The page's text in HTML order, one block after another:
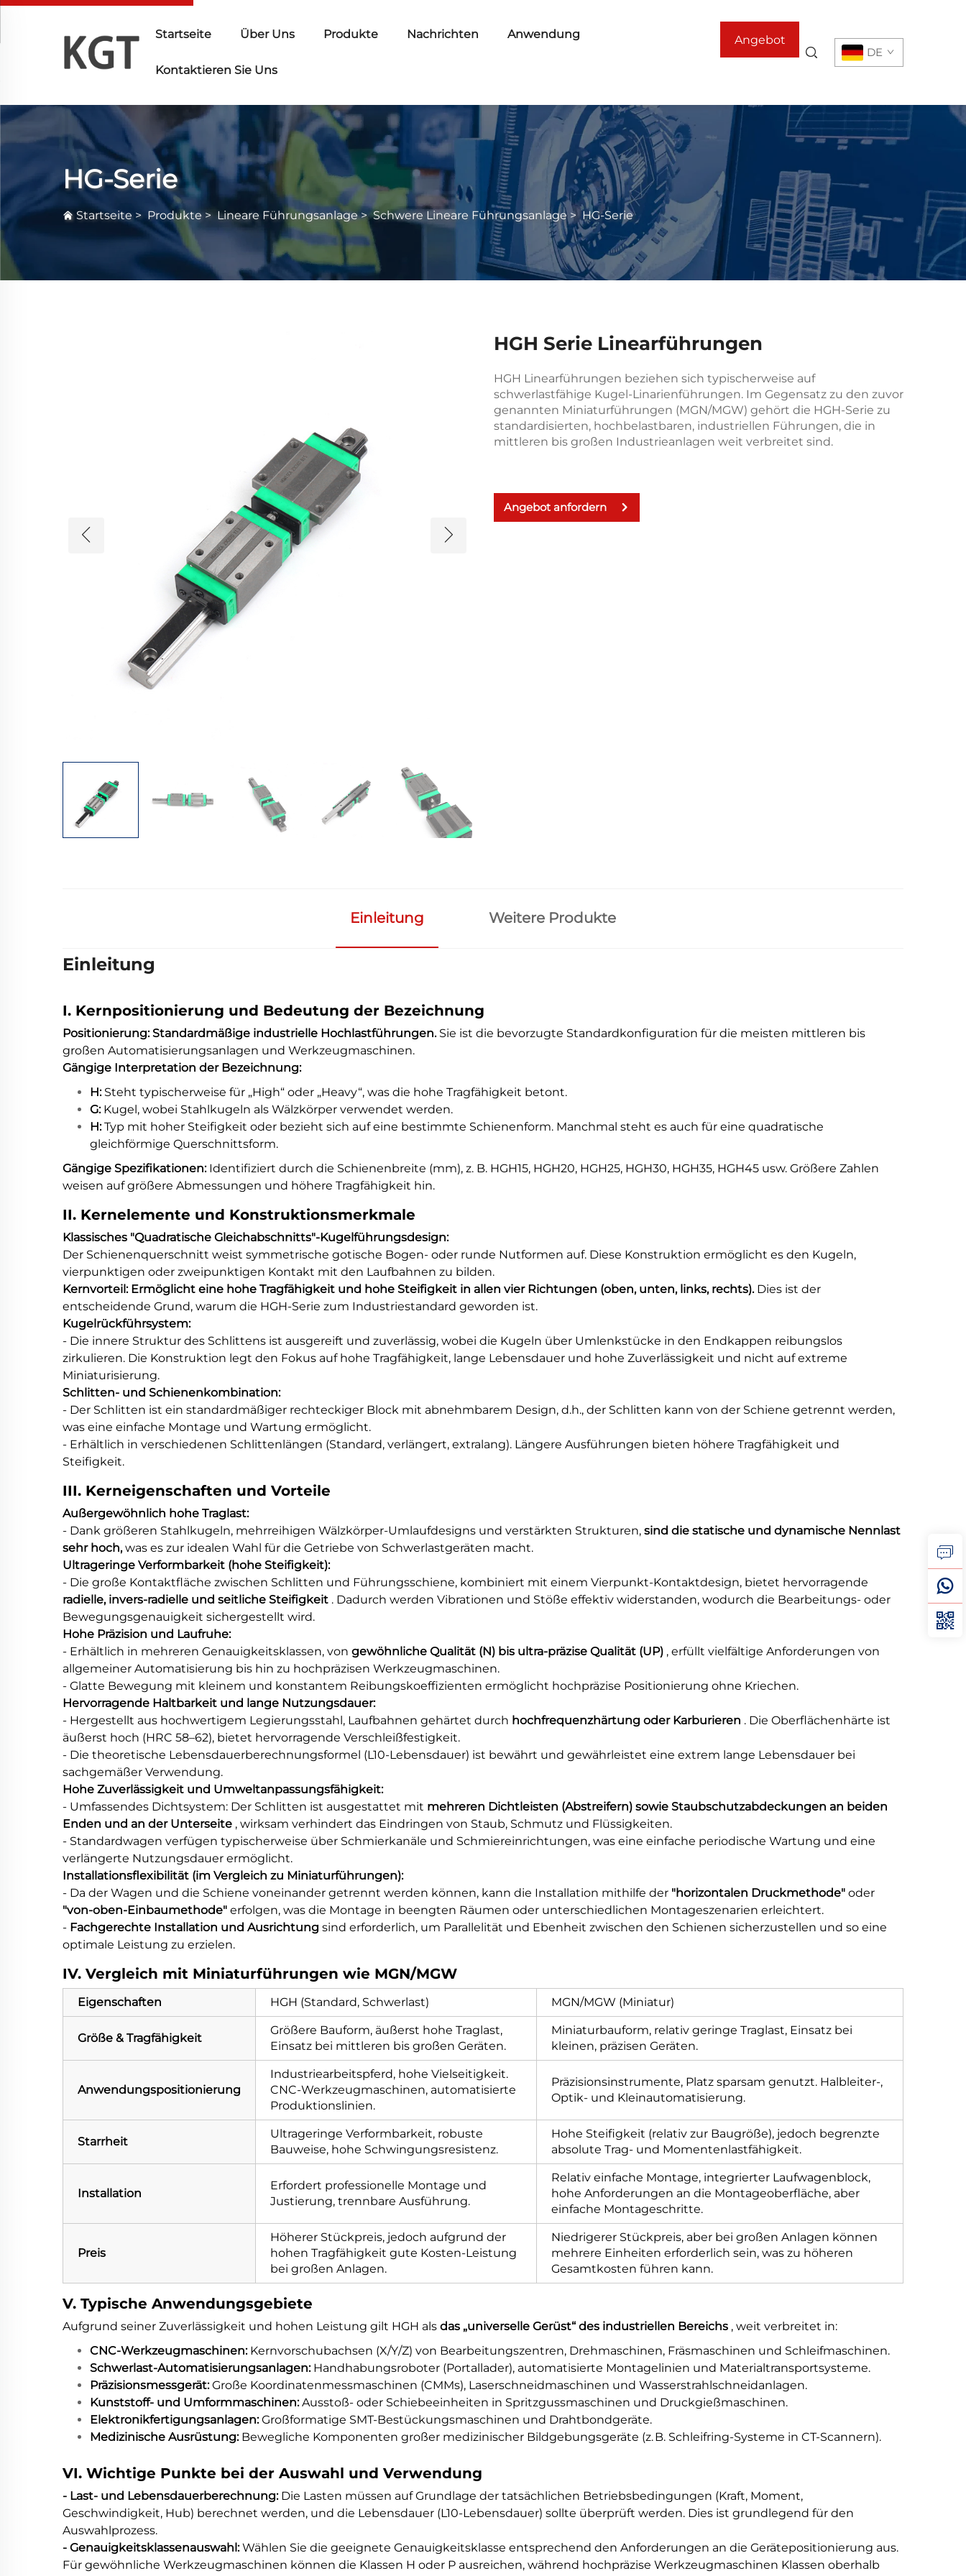
Startseite Über Uns Produkte Nachrichten Anwendung
Kontaktieren Sie Uns
Angebot
DE
HG-Serie
Startseite> Produkte>Lineare Führungsanlage>Schwere Lineare Führungsanlage> HG-Serie
HGH Serie Linearführungen
HGH Linearführungen beziehen sich typischerweise auf
schwerlastfähige Kugel-Linarienführungen. Im Gegensatz zu den zuvor
genannten Miniaturführungen (MGN/MGW) gehört die HGH-Serie zu
standardisierten, hochbelastbaren, industriellen Führungen, die in
mittleren bis großen Industrieanlagen weit verbreitet sind.
Angebot anfordern
Einleitung Weitere Produkte
Einleitung
I. Kernpositionierung und Bedeutung der Bezeichnung
Positionierung: Standardmäßige industrielle Hochlastführungen. Sie ist die bevorzugte Standardkonfiguration für die meisten mittleren bis
großen Automatisierungsanlagen und Werkzeugmaschinen.
Gängige Interpretation der Bezeichnung:
H: Steht typischerweise für „High“ oder „Heavy“, was die hohe Tragfähigkeit betont.
G: Kugel, wobei Stahlkugeln als Wälzkörper verwendet werden.
H:Typ mit hoher Steifigkeit oder bezieht sich auf eine bestimmte Schienenform. Manchmal steht es auch für eine quadratische
gleichförmige Querschnittsform.
Gängige Spezifikationen: Identifiziert durch die Schienenbreite (mm), z. B. HGH15, HGH20, HGH25, HGH30, HGH35, HGH45 usw. Größere Zahlen
weisen auf größere Abmessungen und höhere Tragfähigkeit hin.
II. Kernelemente und Konstruktionsmerkmale
Klassisches "Quadratische Gleichabschnitts"-Kugelführungsdesign:
Der Schienenquerschnitt weist symmetrische gotische Bogen- oder runde Nutformen auf. Diese Konstruktion ermöglicht es den Kugeln,
vierpunktigen oder zweipunktigen Kontakt mit den Laufbahnen zu bilden.
Kernvorteil: Ermöglicht eine hohe Tragfähigkeit und hohe Steifigkeit in allen vier Richtungen (oben, unten, links, rechts). Dies ist der
entscheidende Grund, warum die HGH-Serie zum Industriestandard geworden ist.
Kugelrückführsystem:
- Die innere Struktur des Schlittens ist ausgereift und zuverlässig, wobei die Kugeln über Umlenkstücke in den Endkappen reibungslos
zirkulieren. Die Konstruktion legt den Fokus auf hohe Tragfähigkeit, lange Lebensdauer und hohe Zuverlässigkeit und nicht auf extreme
Miniaturisierung.
Schlitten- und Schienenkombination:
- Der Schlitten ist ein standardmäßiger rechteckiger Block mit abnehmbarem Design, d.h., der Schlitten kann von der Schiene getrennt werden,
was eine einfache Montage und Wartung ermöglicht.
- Erhältlich in verschiedenen Schlittenlängen (Standard, verlängert, extralang). Längere Ausführungen bieten höhere Tragfähigkeit und
Steifigkeit.
III. Kerneigenschaften und Vorteile
Außergewöhnlich hohe Traglast:
- Dank größeren Stahlkugeln, mehrreihigen Wälzkörper-Umlaufdesigns und verstärkten Strukturen, sind die statische und dynamische Nennlast
sehr hoch,was es zur idealen Wahl für die Getriebe von Schwerlastgeräten macht.
Ultrageringe Verformbarkeit (hohe Steifigkeit):
- Die große Kontaktfläche zwischen Schlitten und Führungsschiene, kombiniert mit einem Vierpunkt-Kontaktdesign, bietet hervorragende
radielle, invers-radielle und seitliche Steifigkeit . Dadurch werden Vibrationen und Stöße effektiv widerstanden, wodurch die Bearbeitungs- oder
Bewegungsgenauigkeit sichergestellt wird.
Hohe Präzision und Laufruhe:
- Erhältlich in mehreren Genauigkeitsklassen, von gewöhnliche Qualität (N) bis ultra-präzise Qualität (UP) , erfüllt vielfältige Anforderungen von
allgemeiner Automatisierung bis hin zu hochpräzisen Werkzeugmaschinen.
- Glatte Bewegung mit kleinem und konstantem Reibungskoeffizienten ermöglicht hochpräzise Positionierung ohne Kriechen.
Hervorragende Haltbarkeit und lange Nutzungsdauer:
- Hergestellt aus hochwertigem Legierungsstahl, Laufbahnen gehärtet durch hochfrequenzhärtung oder Karburieren . Die Oberflächenhärte ist
äußerst hoch (HRC 58–62), bietet hervorragende Verschleißfestigkeit.
- Die theoretische Lebensdauerberechnungsformel (L10-Lebensdauer) ist bewährt und gewährleistet eine extrem lange Lebensdauer bei
sachgemäßer Verwendung.
Hohe Zuverlässigkeit und Umweltanpassungsfähigkeit:
- Umfassendes Dichtsystem: Der Schlitten ist ausgestattet mit mehreren Dichtleisten (Abstreifern) sowie Staubschutzabdeckungen an beiden
Enden und an der Unterseite , wirksam verhindert das Eindringen von Staub, Schmutz und Flüssigkeiten.
- Standardwagen verfügen typischerweise über Schmierkanäle und Schmiereinrichtungen, was eine einfache periodische Wartung und eine
verlängerte Nutzungsdauer ermöglicht.
Installationsflexibilität (im Vergleich zu Miniaturführungen):
- Da der Wagen und die Schiene voneinander getrennt werden können, kann die Installation mithilfe der "horizontalen Druckmethode" oder
"von-oben-Einbaumethode" erfolgen, was die Montage in beengten Räumen oder unterschiedlichen Montageszenarien erleichtert.
- Fachgerechte Installation und Ausrichtung sind erforderlich, um Parallelität und Ebenheit zwischen den Schienen sicherzustellen und so eine
optimale Leistung zu erzielen.
IV. Vergleich mit Miniaturführungen wie MGN/MGW
Eigenschaften HGH (Standard, Schwerlast) MGN/MGW (Miniatur)
Größe & Tragfähigkeit
Größere Bauform, äußerst hohe Traglast,
Einsatz bei mittleren bis großen Geräten.
Miniaturbauform, relativ geringe Traglast, Einsatz bei
kleinen, präzisen Geräten.
Anwendungspositionierung
Industriearbeitspferd, hohe Vielseitigkeit.
CNC-Werkzeugmaschinen, automatisierte
Produktionslinien.
Präzisionsinstrumente, Platz sparsam genutzt. Halbleiter-,
Optik- und Kleinautomatisierung.
Starrheit
Ultrageringe Verformbarkeit, robuste
Bauweise, hohe Schwingungsresistenz.
Hohe Steifigkeit (relativ zur Baugröße), jedoch begrenzte
absolute Trag- und Momentenlastfähigkeit.
Installation
Erfordert professionelle Montage und
Justierung, trennbare Ausführung.
Relativ einfache Montage, integrierter Laufwagenblock,
hohe Anforderungen an die Montageoberfläche, aber
einfache Montageschritte.
Preis
Höherer Stückpreis, jedoch aufgrund der
hohen Tragfähigkeit gute Kosten-Leistung
bei großen Anlagen.
Niedrigerer Stückpreis, aber bei großen Anlagen können
mehrere Einheiten erforderlich sein, was zu höheren
Gesamtkosten führen kann.
V. Typische Anwendungsgebiete
Aufgrund seiner Zuverlässigkeit und hohen Leistung gilt HGH als das „universelle Gerüst“ des industriellen Bereichs , weit verbreitet in:
CNC-Werkzeugmaschinen: Kernvorschubachsen (X/Y/Z) von Bearbeitungszentren, Drehmaschinen, Fräsmaschinen und Schleifmaschinen.
Schwerlast-Automatisierungsanlagen: Handhabungsroboter (Portallader), automatisierte Montagelinien und Materialtransportsysteme.
Präzisionsmessgerät:Große Koordinatenmessmaschinen (CMMs), Laserschneidmaschinen und Wasserstrahlschneidanlagen.
Kunststoff- und Umformmaschinen:Ausstoß- oder Schiebeeinheiten in Spritzgussmaschinen und Druckgießmaschinen.
Elektronikfertigungsanlagen:Großformatige SMT-Bestückungsmaschinen und Drahtbondgeräte.
Medizinische Ausrüstung: Bewegliche Komponenten großer medizinischer Bildgebungsgeräte (z. B. Schleifring-Systeme in CT-Scannern).
VI. Wichtige Punkte bei der Auswahl und Verwendung
- Last- und Lebensdauerberechnung: Die Lasten müssen auf Grundlage der tatsächlichen Betriebsbedingungen (Kraft, Moment,
Geschwindigkeit, Hub) berechnet werden, und die Lebensdauer (L10-Lebensdauer) sollte überprüft werden. Dies ist grundlegend für den
Auswahlprozess.
- Genauigkeitsklassenauswahl:Wählen Sie die geeignete Genauigkeitsklasse entsprechend den Anforderungen an die Gerätepositionierung aus.
Für gewöhnliche Werkzeugmaschinen können die Klassen H oder P ausreichen, während hochpräzise Werkzeugmaschinen Klassen oberhalb